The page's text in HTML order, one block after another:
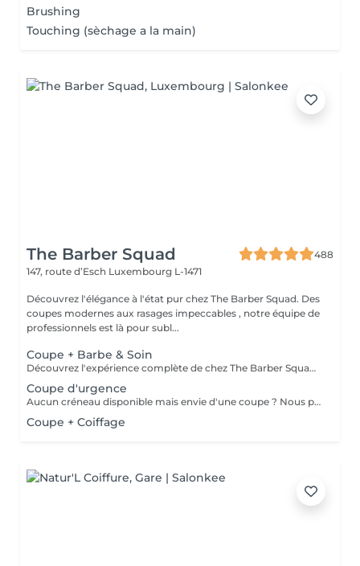
Brushing
Touching (sèchage a la main)
The Barber Squad
488
147, route d’Esch Luxembourg L-1471
Découvrez l'élégance à l'état pur chez The Barber Squad. Des
coupes modernes aux rasages impeccables , notre équipe de
professionnels est là pour subl...
Coupe + Barbe & Soin
Découvrez l'expérience complète de chez The Barber Squad ! Shampooing & soins profonds + Coupe complète + Coiffage. Taille de Barbe & Contours à la lame & soins régénérant + Serviette Chaude & Froide + Nettoyage exfoliant du visage + Vapeur + Massage Relaxant + After Shave + Huile à barbe + Hydratation de la peau . Pour que votre expérience chez nous soit optimal , une boisson de votre choix vous est offerte !
Coupe d'urgence
Aucun créneau disponible mais envie d'une coupe ? Nous pouvons vous proposer un rendez-vous avant ou après nos horaires, ou durant la pause. Pour cette prestation, merci de contacter directement le shop.
Coupe + Coiffage